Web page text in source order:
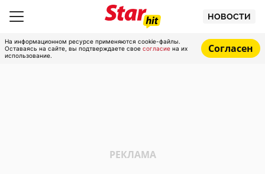
НОВОСТИ
На информационном ресурсе применяются cookie-файлы.
Оставаясь на сайте, вы подтверждаете свое согласие на их
использование.
Согласен